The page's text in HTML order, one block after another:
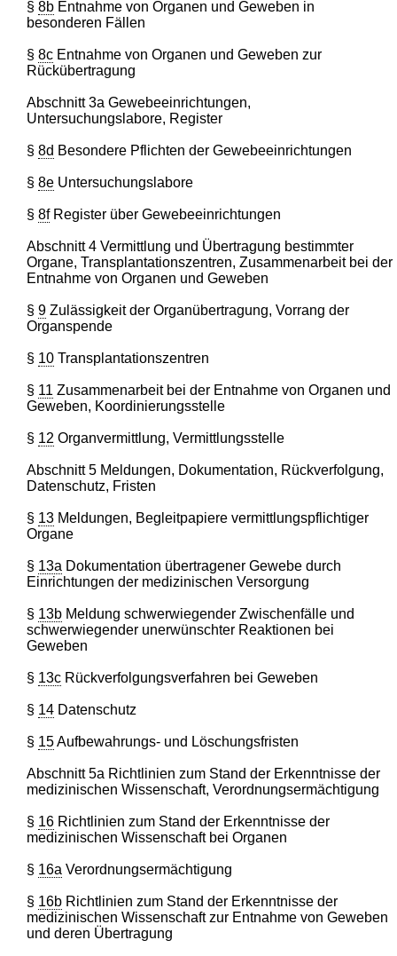
§8b Entnahme von Organen und Geweben in
besonderen Fällen
§8c Entnahme von Organen und Geweben zur
Rückübertragung
Abschnitt 3a Gewebeeinrichtungen,
Untersuchungslabore, Register
§8d Besondere Pflichten der Gewebeeinrichtungen
§8e Untersuchungslabore
§8fRegister über Gewebeeinrichtungen
Abschnitt 4 Vermittlung und Übertragung bestimmter
Organe, Transplantationszentren, Zusammenarbeit bei der
Entnahme von Organen und Geweben
§9 Zulässigkeit der Organübertragung, Vorrang der
Organspende
§ 10 Transplantationszentren
§ 11 Zusammenarbeit bei der Entnahme von Organen und
Geweben, Koordinierungsstelle
§ 12 Organvermittlung, Vermittlungsstelle
Abschnitt 5 Meldungen, Dokumentation, Rückverfolgung,
Datenschutz, Fristen
§ 13 Meldungen, Begleitpapiere vermittlungspflichtiger
Organe
§ 13a Dokumentation übertragener Gewebe durch
Einrichtungen der medizinischen Versorgung
§ 13b Meldung schwerwiegender Zwischenfälle und
schwerwiegender unerwünschter Reaktionen bei
Geweben
§ 13c Rückverfolgungsverfahren bei Geweben
§ 14 Datenschutz
§ 15Aufbewahrungs- und Löschungsfristen
Abschnitt 5a Richtlinien zum Stand der Erkenntnisse der
medizinischen Wissenschaft, Verordnungsermächtigung
§ 16 Richtlinien zum Stand der Erkenntnisse der
medizinischen Wissenschaft bei Organen
§ 16a Verordnungsermächtigung
§ 16b Richtlinien zum Stand der Erkenntnisse der
medizinischen Wissenschaft zur Entnahme von Geweben
und deren Übertragung